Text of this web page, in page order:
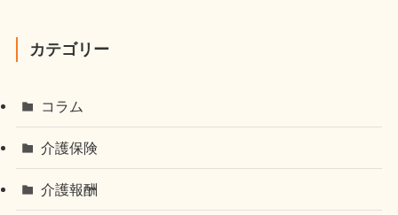
カテゴリー
コラム
介護保険
介護報酬